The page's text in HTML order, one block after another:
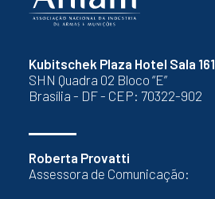
Kubitschek Plaza Hotel Sala 161
SHN Quadra 02 Bloco “E”
Brasília - DF - CEP: 70322-902
Roberta Provatti
Assessora de Comunicação: